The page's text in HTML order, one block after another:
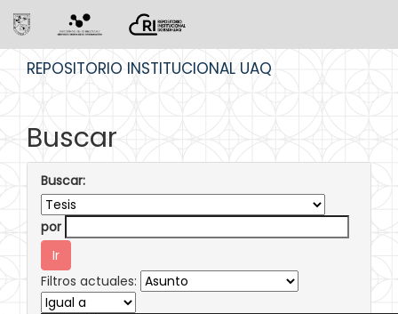
REPOSITORIO INSTITUCIONAL UAQ
Buscar
Buscar:
por
Filtros actuales: